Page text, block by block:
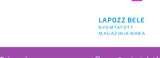
LAPOZZ BELE
NYOMTATOTT
MAGAZINJAINKBA